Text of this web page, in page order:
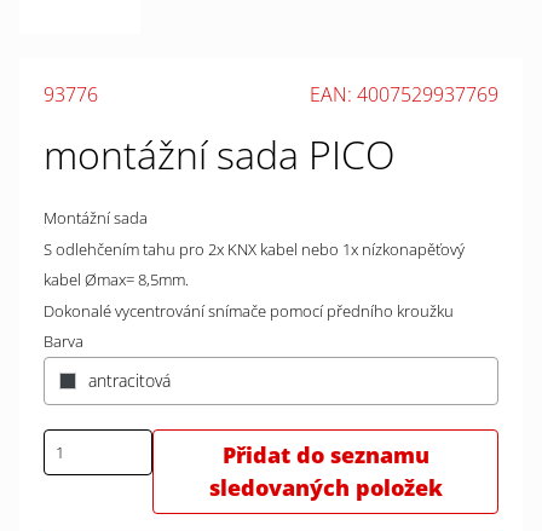
93776 EAN: 4007529937769
montážní sada PICO
Montážní sada
S odlehčením tahu pro 2x KNX kabel nebo 1x nízkonapěťový
kabel Ømax= 8,5mm.
Dokonalé vycentrování snímače pomocí předního kroužku
Barva
antracitová
Přidat do seznamu
sledovaných položek